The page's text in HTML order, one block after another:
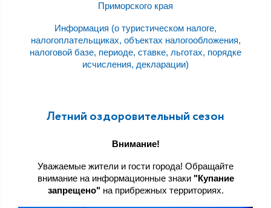
Приморского края
Информация (о туристическом налоге,
налогоплательщиках, объектах налогообложения,
налоговой базе, периоде, ставке, льготах, порядке
исчисления, декларации)
Летний оздоровительный сезон
Внимание!
Уважаемые жители и гости города! Обращайте
внимание на информационные знаки "Купание
запрещено"на прибрежных территориях.